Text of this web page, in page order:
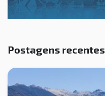
Postagens recentes